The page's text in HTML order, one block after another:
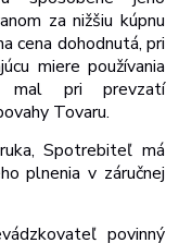
za nižšiu kúpnu
cena dohodnutá, pri
miere používania
mal pri prevzatí
Tovaru.
Spotrebiteľ má
plnenia v záručnej
povinný